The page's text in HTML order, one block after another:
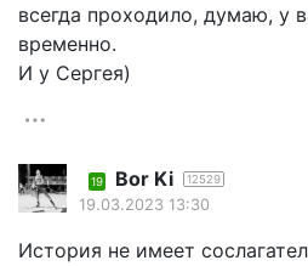
всегда проходило, думаю, у
временно.
И у Сергея)
19 Bor Ki 12529
19.03.2023 13:30
История не имеет